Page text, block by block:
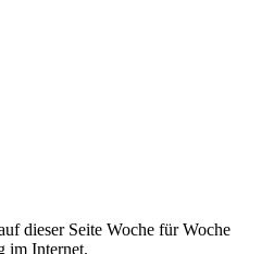
dieser Seite Woche für Woche
im Internet.